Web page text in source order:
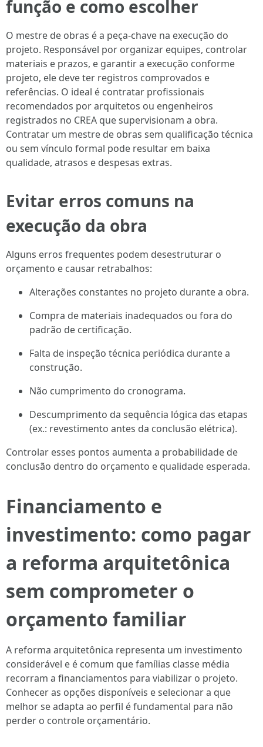
função e como escolher
O mestre de obras é a peça-chave na execução do
projeto. Responsável por organizar equipes, controlar
materiais e prazos, e garantir a execução conforme
projeto, ele deve ter registros comprovados e
referências. O ideal é contratar profissionais
recomendados por arquitetos ou engenheiros
registrados no CREA que supervisionam a obra.
Contratar um mestre de obras sem qualificação técnica
ou sem vínculo formal pode resultar em baixa
qualidade, atrasos e despesas extras.
Evitar erros comuns na
execução da obra
Alguns erros frequentes podem desestruturar o
orçamento e causar retrabalhos:
Alterações constantes no projeto durante a obra.
Compra de materiais inadequados ou fora do
padrão de certificação.
Falta de inspeção técnica periódica durante a
construção.
Não cumprimento do cronograma.
Descumprimento da sequência lógica das etapas
(ex.: revestimento antes da conclusão elétrica).
Controlar esses pontos aumenta a probabilidade de
conclusão dentro do orçamento e qualidade esperada.
Financiamento e
investimento: como pagar
a reforma arquitetônica
sem comprometer o
orçamento familiar
A reforma arquitetônica representa um investimento
considerável e é comum que famílias classe média
recorram a financiamentos para viabilizar o projeto.
Conhecer as opções disponíveis e selecionar a que
melhor se adapta ao perfil é fundamental para não
perder o controle orçamentário.